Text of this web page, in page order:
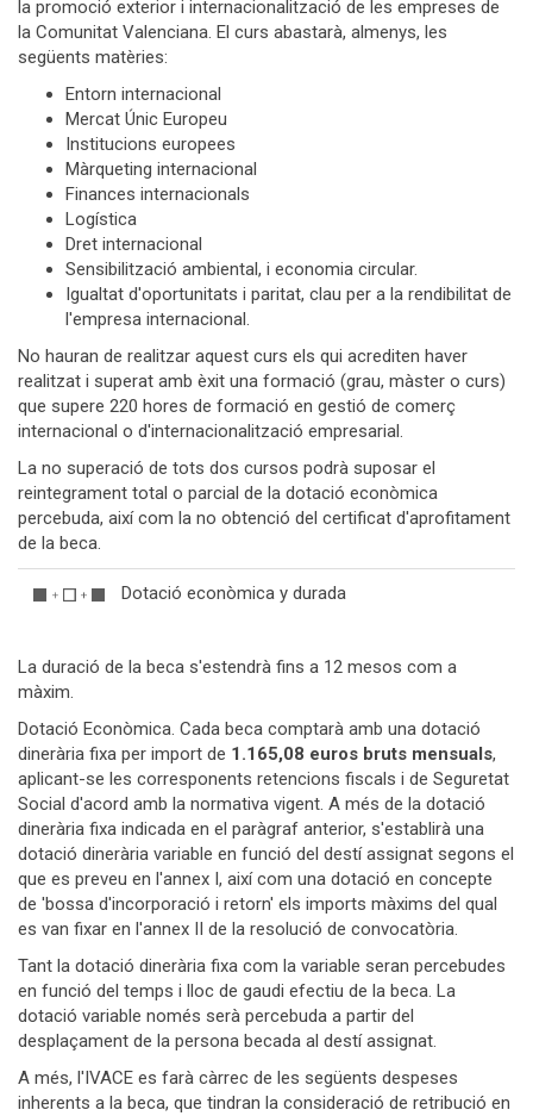
la promoció exterior i internacionalització de les empreses de
la Comunitat Valenciana. El curs abastarà, almenys, les
següents matèries:
Entorn internacional
Mercat Únic Europeu
Institucions europees
Màrqueting internacional
Finances internacionals
Logística
Dret internacional
Sensibilització ambiental, i economia circular.
Igualtat d'oportunitats i paritat, clau per a la rendibilitat de
l'empresa internacional.
No hauran de realitzar aquest curs els qui acrediten haver
realitzat i superat amb èxit una formació (grau, màster o curs)
que supere 220 hores de formació en gestió de comerç
internacional o d'internacionalització empresarial.
La no superació de tots dos cursos podrà suposar el
reintegrament total o parcial de la dotació econòmica
percebuda, així com la no obtenció del certificat d'aprofitament
de la beca.
Dotació econòmica y durada
La duració de la beca s'estendrà fins a 12 mesos com a
màxim.
Dotació Econòmica. Cada beca comptarà amb una dotació
dinerària fixa per import de 1.165,08 euros bruts mensuals,
aplicant-se les corresponents retencions fiscals i de Seguretat
Social d'acord amb la normativa vigent. A més de la dotació
dinerària fixa indicada en el paràgraf anterior, s'establirà una
dotació dinerària variable en funció del destí assignat segons el
que es preveu en l'annex I, així com una dotació en concepte
de 'bossa d'incorporació i retorn' els imports màxims del qual
es van fixar en l'annex II de la resolució de convocatòria.
Tant la dotació dinerària fixa com la variable seran percebudes
en funció del temps i lloc de gaudi efectiu de la beca. La
dotació variable només serà percebuda a partir del
desplaçament de la persona becada al destí assignat.
A més, l'IVACE es farà càrrec de les següents despeses
inherents a la beca, que tindran la consideració de retribució en